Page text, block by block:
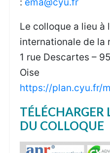
Le colloque a lieu à
internationale de la
1 rue Descartes –
Oise
https://plan.cyu.fr/
TÉLÉCHARGER
DU COLLOQUE